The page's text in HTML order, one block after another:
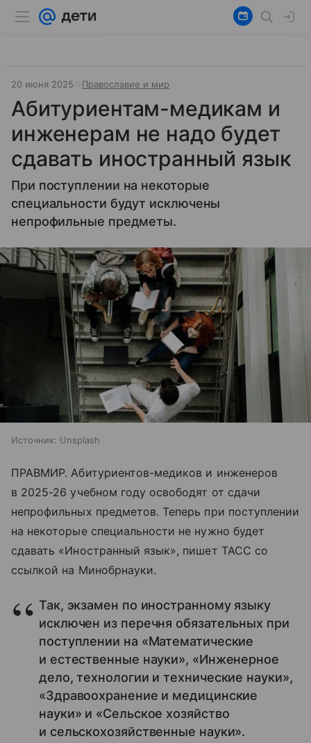
20 июня 2025 Православие и мир
Абитуриентам-медикам и
инженерам не надо будет
сдавать иностранный язык
При поступлении на некоторые
специальности будут исключены
непрофильные предметы.
Источник: Unsplash
ПРАВМИР. Абитуриентов-медиков и инженеров
в 2025-26 учебном году освободят от сдачи
непрофильных предметов. Теперь при поступлении
на некоторые специальности не нужно будет
сдавать «Иностранный язык», пишет ТАСС со
ссылкой на Минобрнауки.
Так, экзамен по иностранному языку
исключен из перечня обязательных при
поступлении на «Математические
и естественные науки», «Инженерное
дело, технологии и технические науки»,
«Здравоохранение и медицинские
науки» и «Сельское хозяйство
и сельскохозяйственные науки».